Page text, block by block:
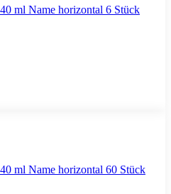
ml Name horizontal 6 Stück
ml Name horizontal 60 Stück